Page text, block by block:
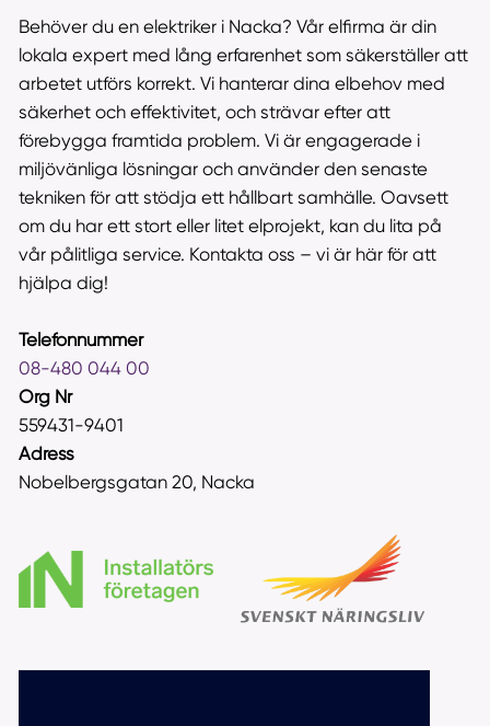
Behöver du en elektriker i Nacka? Vår elfirma är din
lokala expert med lång erfarenhet som säkerställer att
arbetet utförs korrekt. Vi hanterar dina elbehov med
säkerhet och effektivitet, och strävar efter att
förebygga framtida problem. Vi är engagerade i
miljövänliga lösningar och använder den senaste
tekniken för att stödja ett hållbart samhälle. Oavsett
om du har ett stort eller litet elprojekt, kan du lita på
vår pålitliga service. Kontakta oss – vi är här för att
hjälpa dig!
Telefonnummer
08-480 044 00
Org Nr
559431-9401
Adress
Nobelbergsgatan 20, Nacka